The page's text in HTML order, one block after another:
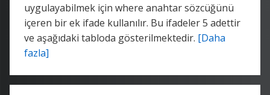
uygulayabilmek için where anahtar sözcüğünü
içeren bir ek ifade kullanılır. Bu ifadeler 5 adettir
ve aşağıdaki tabloda gösterilmektedir. [Daha
fazla]